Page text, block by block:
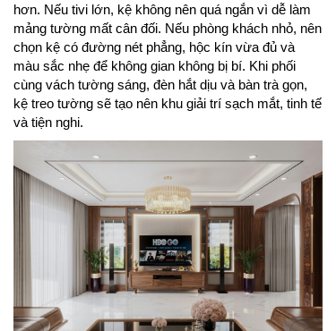
hơn. Nếu tivi lớn, kệ không nên quá ngắn vì dễ làm
mảng tường mất cân đối. Nếu phòng khách nhỏ, nên
chọn kệ có đường nét phẳng, hộc kín vừa đủ và
màu sắc nhẹ để không gian không bị bí. Khi phối
cùng vách tường sáng, đèn hắt dịu và bàn trà gọn,
kệ treo tường sẽ tạo nên khu giải trí sạch mắt, tinh tế
và tiện nghi.